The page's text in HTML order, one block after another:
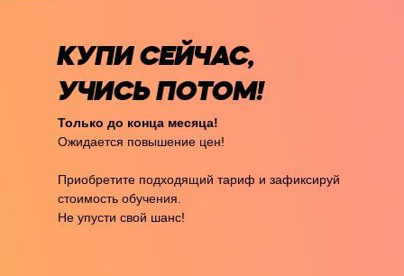
КУПИ СЕЙЧАС,
УЧИСЬ ПОТОМ!
Только до конца месяца!
Ожидается повышение цен!
Приобретите подходящий тариф и зафиксируй
стоимость обучения.
Не упусти свой шанс!